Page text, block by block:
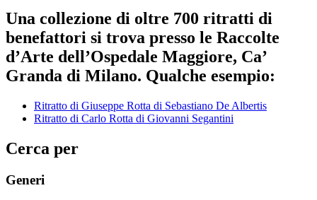
Una collezione di oltre 700 ritratti di
benefattori si trova presso le Raccolte
d’Arte dell’Ospedale Maggiore, Ca’
Granda di Milano. Qualche esempio:
Ritratto di Giuseppe Rotta di Sebastiano De Albertis
Ritratto di Carlo Rotta di Giovanni Segantini
Cerca per
Generi